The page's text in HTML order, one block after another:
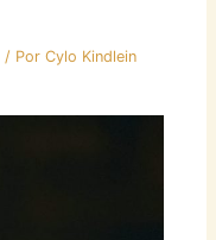
/ PorCylo Kindlein